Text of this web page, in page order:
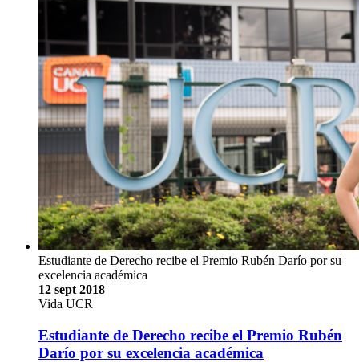
Estudiante de Derecho recibe el Premio Rubén Darío por su
excelencia académica
12 sept 2018
Vida UCR
Estudiante de Derecho recibe el Premio Rubén
Darío por su excelencia académica